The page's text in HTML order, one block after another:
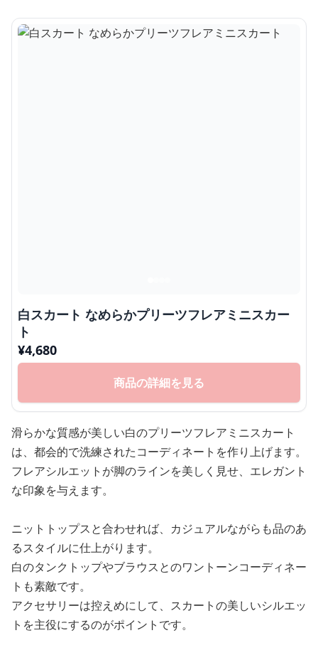
白スカート なめらかプリーツフレアミニスカー
ト
¥4,680
商品の詳細を見る
滑らかな質感が美しい白のプリーツフレアミニスカート
は、都会的で洗練されたコーディネートを作り上げます。
フレアシルエットが脚のラインを美しく見せ、エレガント
な印象を与えます。
ニットトップスと合わせれば、カジュアルながらも品のあ
るスタイルに仕上がります。
白のタンクトップやブラウスとのワントーンコーディネー
トも素敵です。
アクセサリーは控えめにして、スカートの美しいシルエッ
トを主役にするのがポイントです。